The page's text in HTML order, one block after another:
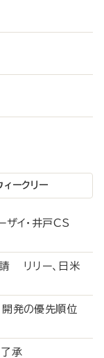
ィークリー
イ・井戸CS
リリー、日米
発の優先順位
了承